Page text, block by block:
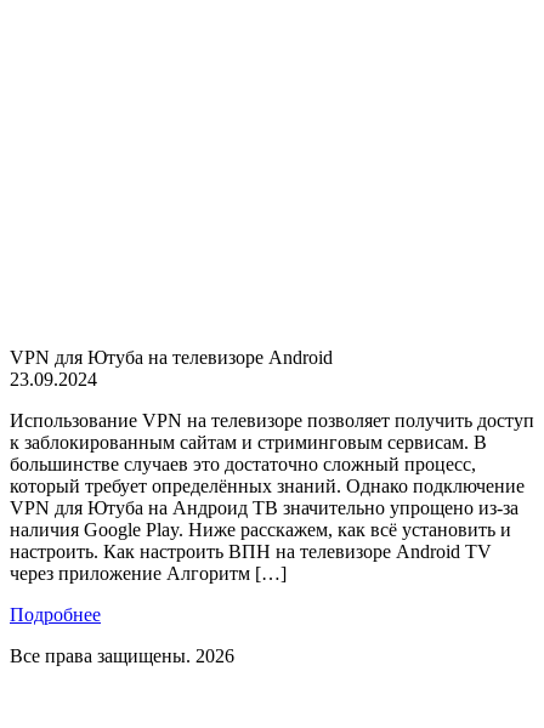
VPN для Ютуба на телевизоре Android
23.09.2024
Использование VPN на телевизоре позволяет получить доступ
к заблокированным сайтам и стриминговым сервисам. В
большинстве случаев это достаточно сложный процесс,
который требует определённых знаний. Однако подключение
VPN для Ютуба на Андроид ТВ значительно упрощено из-за
наличия Google Play. Ниже расскажем, как всё установить и
настроить. Как настроить ВПН на телевизоре Android TV
через приложение Алгоритм […]
Подробнее
Все права защищены. 2026